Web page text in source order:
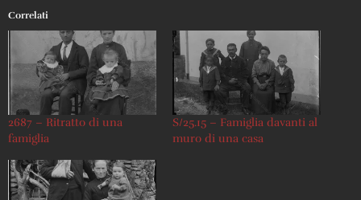
Correlati
2687 – Ritratto di una
famiglia
S/25.15 – Famiglia davanti al
muro di una casa